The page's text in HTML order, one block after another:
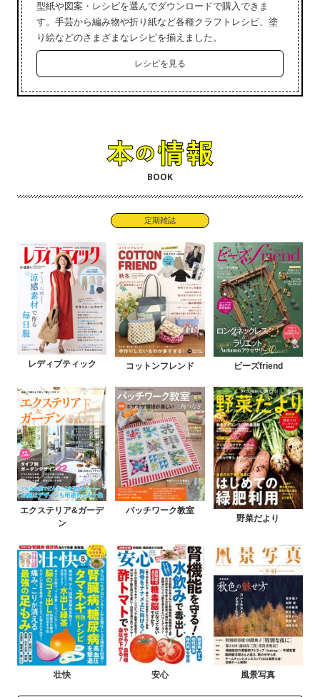
型紙や図案・レシピを選んでダウンロードで購入できま
す。手芸から編み物や折り紙など各種クラフトレシピ、塗
り絵などのさまざまなレシピを揃えました。
レシピを見る
BOOK
定期雑誌
レディブティック コットンフレンド ビーズfriend
エクステリア&ガーデ
ン
パッチワーク教室
野菜だより
壮快 安心 風景写真